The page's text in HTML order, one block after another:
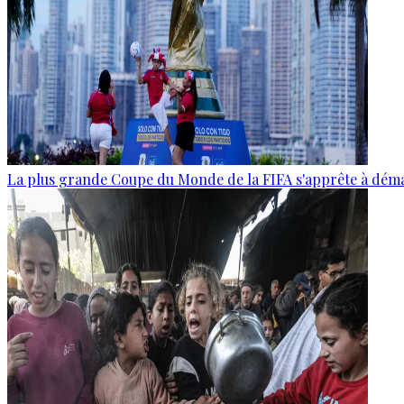
La plus grande Coupe du Monde de la FIFA s'apprête à